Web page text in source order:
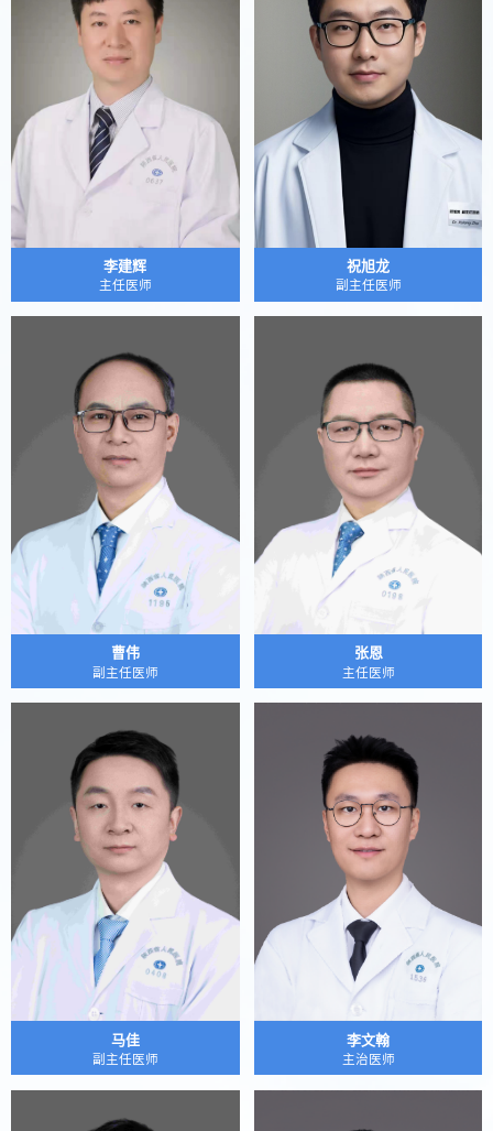
李建辉
主任医师
祝旭龙
副主任医师
曹伟
副主任医师
张恩
主任医师
马佳
副主任医师
李文翰
主治医师